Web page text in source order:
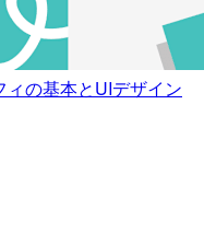
の基本とUIデザイン